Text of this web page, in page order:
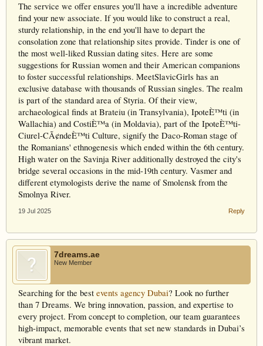
The service we offer ensures you'll have a incredible adventure
find your new associate. If you would like to construct a real,
sturdy relationship, in the end you'll have to depart the
consolation zone that relationship sites provide. Tinder is one of
the most well-liked Russian dating sites. Here are some
suggestions for Russian women and their American companions
to foster successful relationships. MeetSlavicGirls has an
exclusive database with thousands of Russian singles. The realm
is part of the standard area of Styria. Of their view,
archaeological finds at Brateiu (in Transylvania), IpoteÈ™ti (in
Wallachia) and CostiÈ™a (in Moldavia), part of the IpoteÈ™ti-
Ciurel-CÃ¢ndeÈ™ti Culture, signify the Daco-Roman stage of
the Romanians' ethnogenesis which ended within the 6th century.
High water on the Savinja River additionally destroyed the city's
bridge several occasions in the mid-19th century. Vasmer and
different etymologists derive the name of Smolensk from the
Smolnya River.
19 Jul 2025 Reply
7dreams.ae
New Member
Searching for the best events agency Dubai? Look no further
than 7 Dreams. We bring innovation, passion, and expertise to
every project. From concept to completion, our team guarantees
high-impact, memorable events that set new standards in Dubai’s
vibrant market.